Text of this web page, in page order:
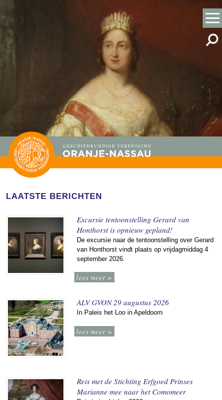
LAATSTE BERICHTEN
Excursie tentoonstelling Gerard van
Honthorst is opnieuw gepland!
De excursie naar de tentoonstelling over Gerard
van Honthorst vindt plaats op vrijdagmiddag 4
september 2026.
lees meer >
ALV GVON 29 augustus 2026
In Paleis het Loo in Apeldoorn
lees meer >
Reis met de Stichting Erfgoed Prinses
Marianne mee naar het Comomeer